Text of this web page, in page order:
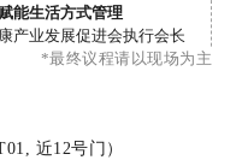
能生活方式管理
产业发展促进会执行会长
医院、企业代表
考评员颁奖仪式
*最终议程请以现场为主
近12号门）